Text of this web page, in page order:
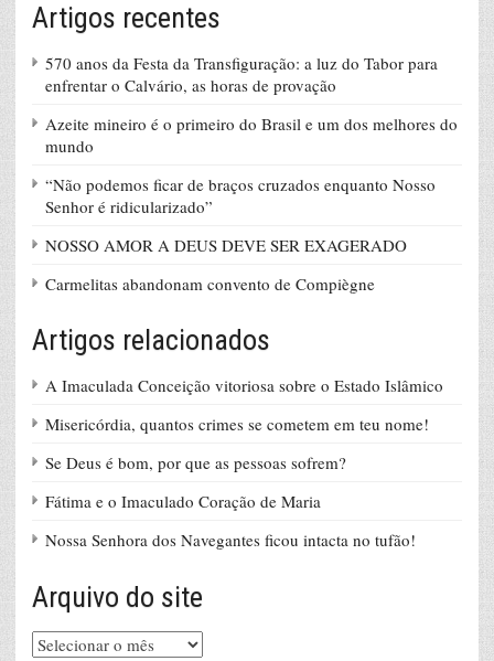
Artigos recentes
570 anos da Festa da Transfiguração: a luz do Tabor para
enfrentar o Calvário, as horas de provação
Azeite mineiro é o primeiro do Brasil e um dos melhores do
mundo
“Não podemos ficar de braços cruzados enquanto Nosso
Senhor é ridicularizado”
NOSSO AMOR A DEUS DEVE SER EXAGERADO
Carmelitas abandonam convento de Compiègne
Artigos relacionados
A Imaculada Conceição vitoriosa sobre o Estado Islâmico
Misericórdia, quantos crimes se cometem em teu nome!
Se Deus é bom, por que as pessoas sofrem?
Fátima e o Imaculado Coração de Maria
Nossa Senhora dos Navegantes ficou intacta no tufão!
Arquivo do site
Arquivo